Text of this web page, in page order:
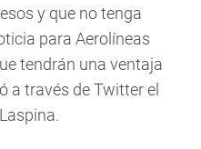
y que no tenga
para Aerolíneas
tendrán una ventaja
a través de Twitter el